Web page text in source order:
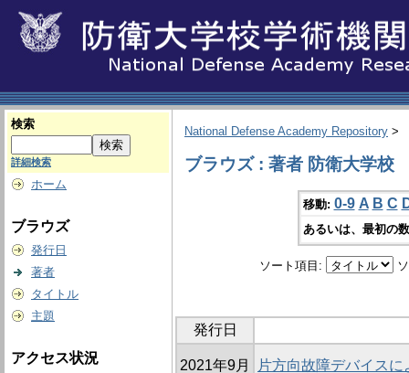
検索
詳細検索
ホーム
ブラウズ
発行日
著者
タイトル
主題
アクセス状況
National Defense Academy Repository >
ブラウズ : 著者 防衛大学校
移動: 0-9 A B C
あるいは、最初の
ソート項目:
発行日
2021年9月 片方向故障デバイス